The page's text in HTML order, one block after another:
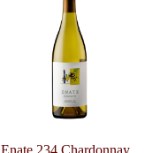
Enate 234 Chardonnay